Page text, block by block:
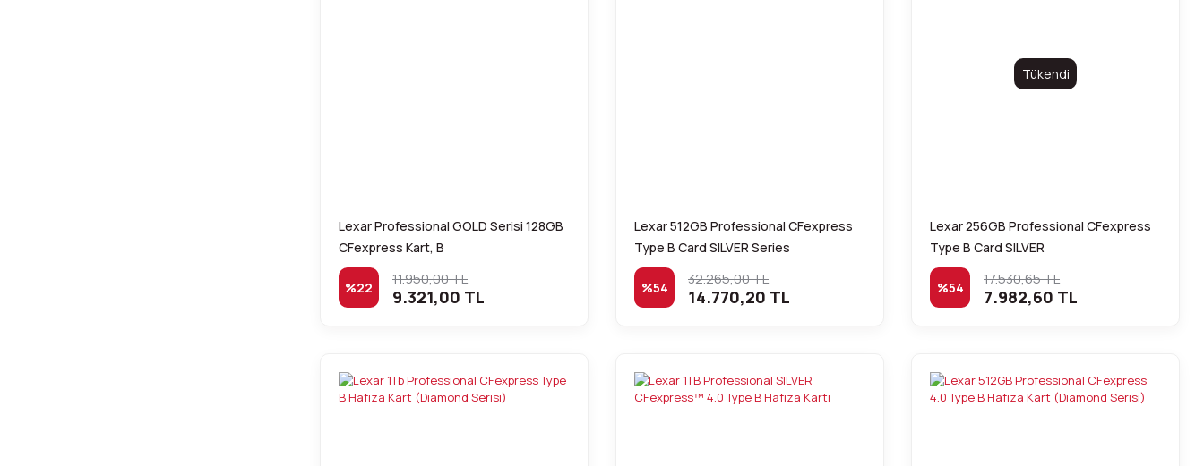
Lexar Professional GOLD Serisi 128GB
CFexpress Kart, B
%22 11.950,00 TL
9.321,00 TL
Lexar 512GB Professional CFexpress
Type B Card SILVER Series
%54 32.265,00 TL
14.770,20 TL
Tükendi
Lexar 256GB Professional CFexpress
Type B Card SILVER
%54 17.530,65 TL
7.982,60 TL